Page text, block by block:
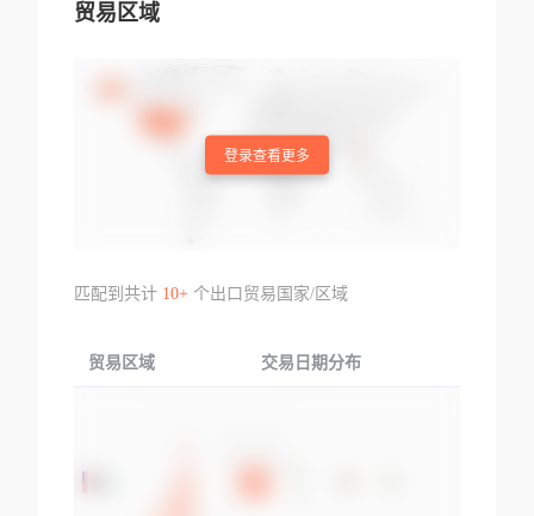
贸易区域
登录查看更多
匹配到共计 10+个出口贸易国家/区域
贸易区域 交易日期分布